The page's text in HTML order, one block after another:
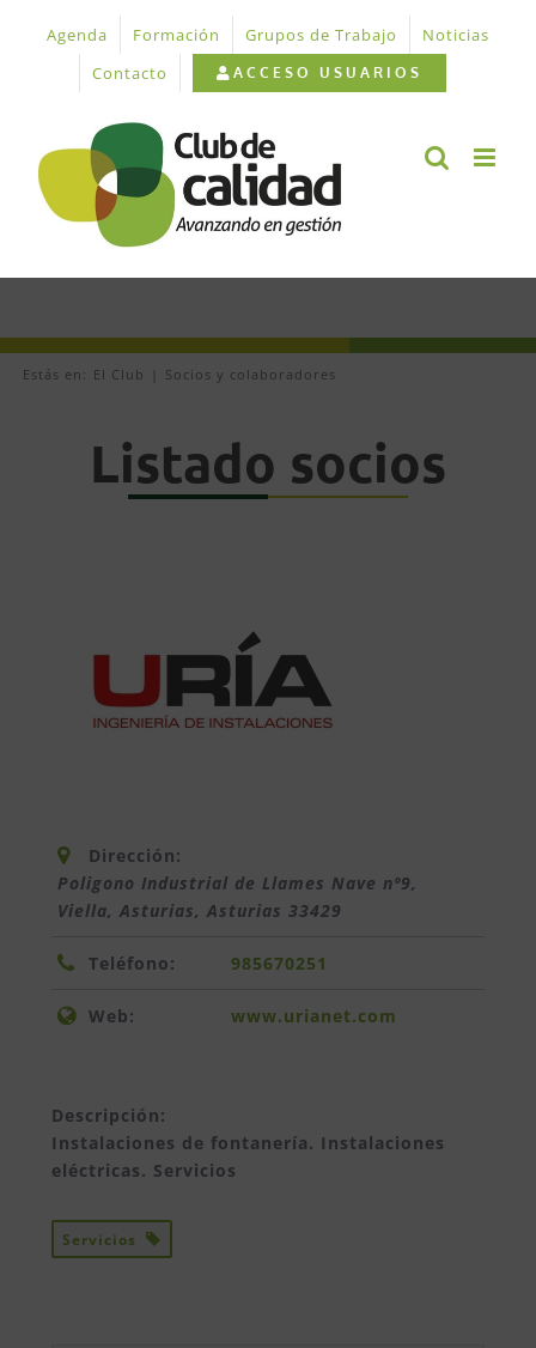
contenido
Agenda Formación Grupos de Trabajo
Noticias
Contacto
ACCESO USUARIOS
Estás en: El Club Socios y colaboradores
Listado socios
Dirección:
Poligono Industrial de Llames Nave nº9,
Viella, Asturias, Asturias 33429
Teléfono: 985670251
Web: www.urianet.com
Descripción:
Instalaciones de fontanería. Instalaciones
eléctricas. Servicios
Servicios